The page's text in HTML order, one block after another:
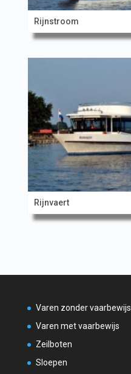
Rijnstroom
Rijnvaert
Varen zonder vaarbewijs
Varen met vaarbewijs
Zeilboten
Sloepen